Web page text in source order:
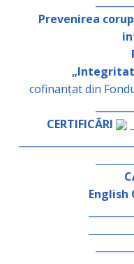
Prevenirea
cofinanțat din
CERTIFICĂRI